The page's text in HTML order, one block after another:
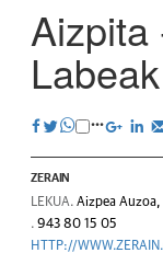
Aizpita
Labeak
ZERAIN
LEKUA. Aizpea Auzoa,
. 943 80 15 05
HTTP://